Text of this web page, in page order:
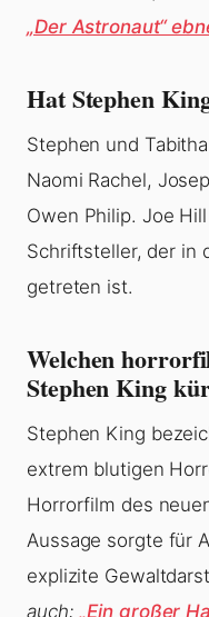
„Der Astronaut“
Hat Stephen
Stephen und
Naomi Rachel,
Owen Philip. Joe
Schriftsteller, der in
getreten ist.
Welchen
Stephen King
Stephen King
extrem blutigen
Horrorfilm des
Aussage sorgte für
explizite
auch:„Ein großer